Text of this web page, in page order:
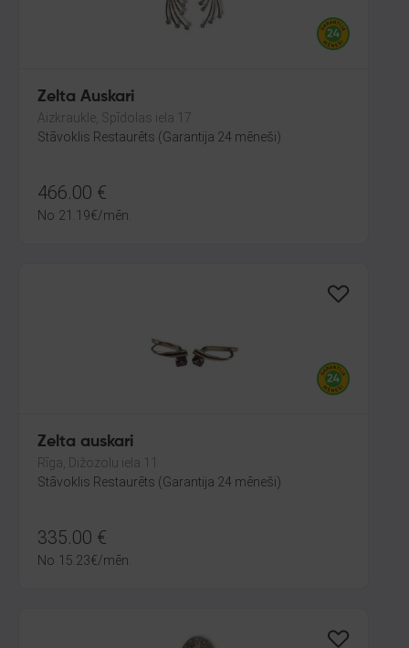
Zelta Auskari
Aizkraukle, Spīdolas iela 17
Stāvoklis Restaurēts (Garantija 24 mēneši)
466.00 €
No 21.19€/mēn.
Zelta auskari
Rīga, Dižozolu iela 11
Stāvoklis Restaurēts (Garantija 24 mēneši)
335.00 €
No 15.23€/mēn.